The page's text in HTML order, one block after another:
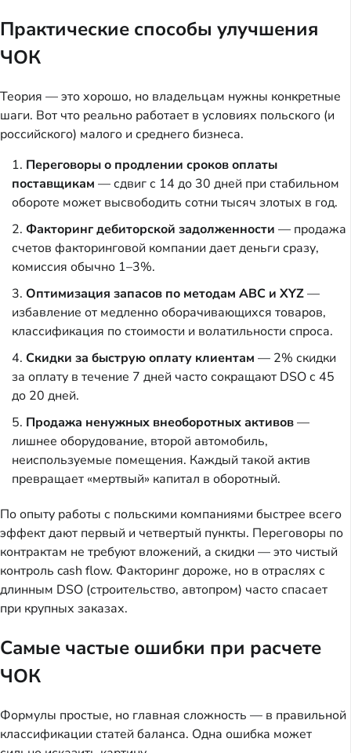
Практические способы улучшения
ЧОК
Теория — это хорошо, но владельцам нужны конкретные
шаги. Вот что реально работает в условиях польского (и
российского) малого и среднего бизнеса.
Переговоры о продлении сроков оплаты
поставщикам — сдвиг с 14 до 30 дней при стабильном
обороте может высвободить сотни тысяч злотых в год.
Факторинг дебиторской задолженности — продажа
счетов факторинговой компании дает деньги сразу,
комиссия обычно 1–3%.
Оптимизация запасов по методам ABC и XYZ—
избавление от медленно оборачивающихся товаров,
классификация по стоимости и волатильности спроса.
Скидки за быструю оплату клиентам — 2% скидки
за оплату в течение 7 дней часто сокращают DSO с 45
до 20 дней.
Продажа ненужных внеоборотных активов—
лишнее оборудование, второй автомобиль,
неиспользуемые помещения. Каждый такой актив
превращает «мертвый» капитал в оборотный.
По опыту работы с польскими компаниями быстрее всего
эффект дают первый и четвертый пункты. Переговоры по
контрактам не требуют вложений, а скидки — это чистый
контроль cash flow. Факторинг дороже, но в отраслях с
длинным DSO (строительство, автопром) часто спасает
при крупных заказах.
Самые частые ошибки при расчете
ЧОК
Формулы простые, но главная сложность — в правильной
классификации статей баланса. Одна ошибка может